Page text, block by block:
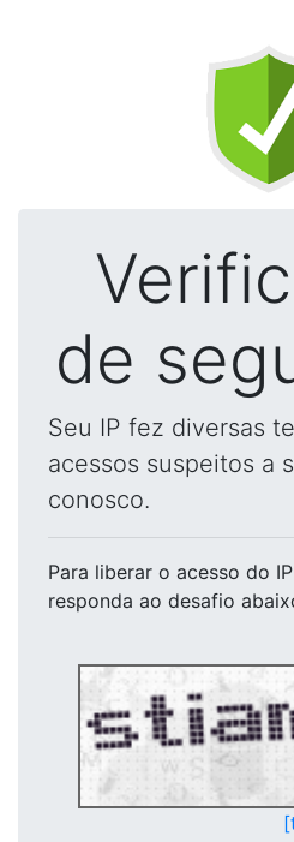
de
Seu IP fez diversas
acessos suspeitos a
conosco.
Para liberar o acesso do IP
responda ao desafio